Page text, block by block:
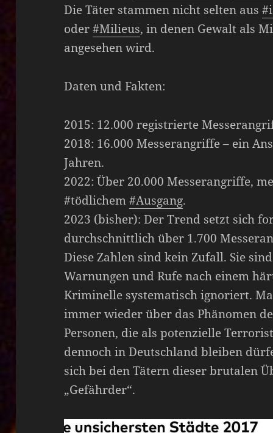
Die Täter stammen nicht selten aus
oder#Milieus, in denen Gewalt als
angesehen wird.
Daten und Fakten:
2015: 12.000 registrierte
2018: 16.000 Messerangriffe – ein
Jahren.
2022: Über 20.000 Messerangriffe,
#tödlichem#Ausgang.
2023 (bisher): Der Trend setzt sich
durchschnittlich über 1.700
Diese Zahlen sind kein Zufall. Sie
Warnungen und Rufe nach einem
Kriminelle systematisch ignoriert.
immer wieder über das Phänomen
Personen, die als potenzielle
dennoch in Deutschland bleiben
sich bei den Tätern dieser brutalen
„Gefährder“.